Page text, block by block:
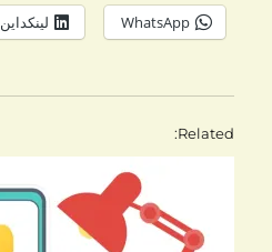
WhatsApp لینکداین
Related